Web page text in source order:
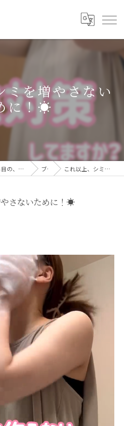
ミを増やさない
に！☀️
東京都浅草橋のエステなら目の、シワとたるみのフェイシャル専門店 regalo ブログ これ以上、シミを増やさないために！☀️
さないために！☀️